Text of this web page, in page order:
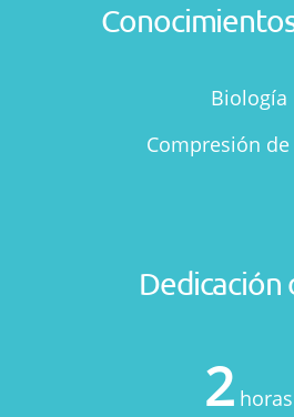
Biología
Compresión
Dedicación
2 horas